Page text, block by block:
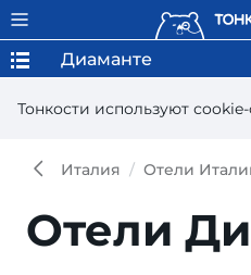
Тонкости используют
Диаманте
Италия Отели
Отели